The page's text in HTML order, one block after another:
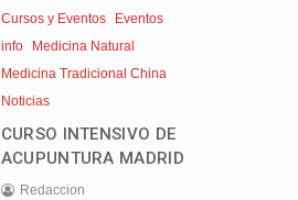
Cursos y Eventos
Eventos
info
Medicina Natural
Medicina Tradicional China
Noticias
CURSO INTENSIVO DE
ACUPUNTURA MADRID
Redaccion